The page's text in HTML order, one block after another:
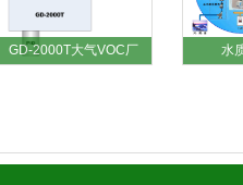
GD-2000T大气VOC厂 水